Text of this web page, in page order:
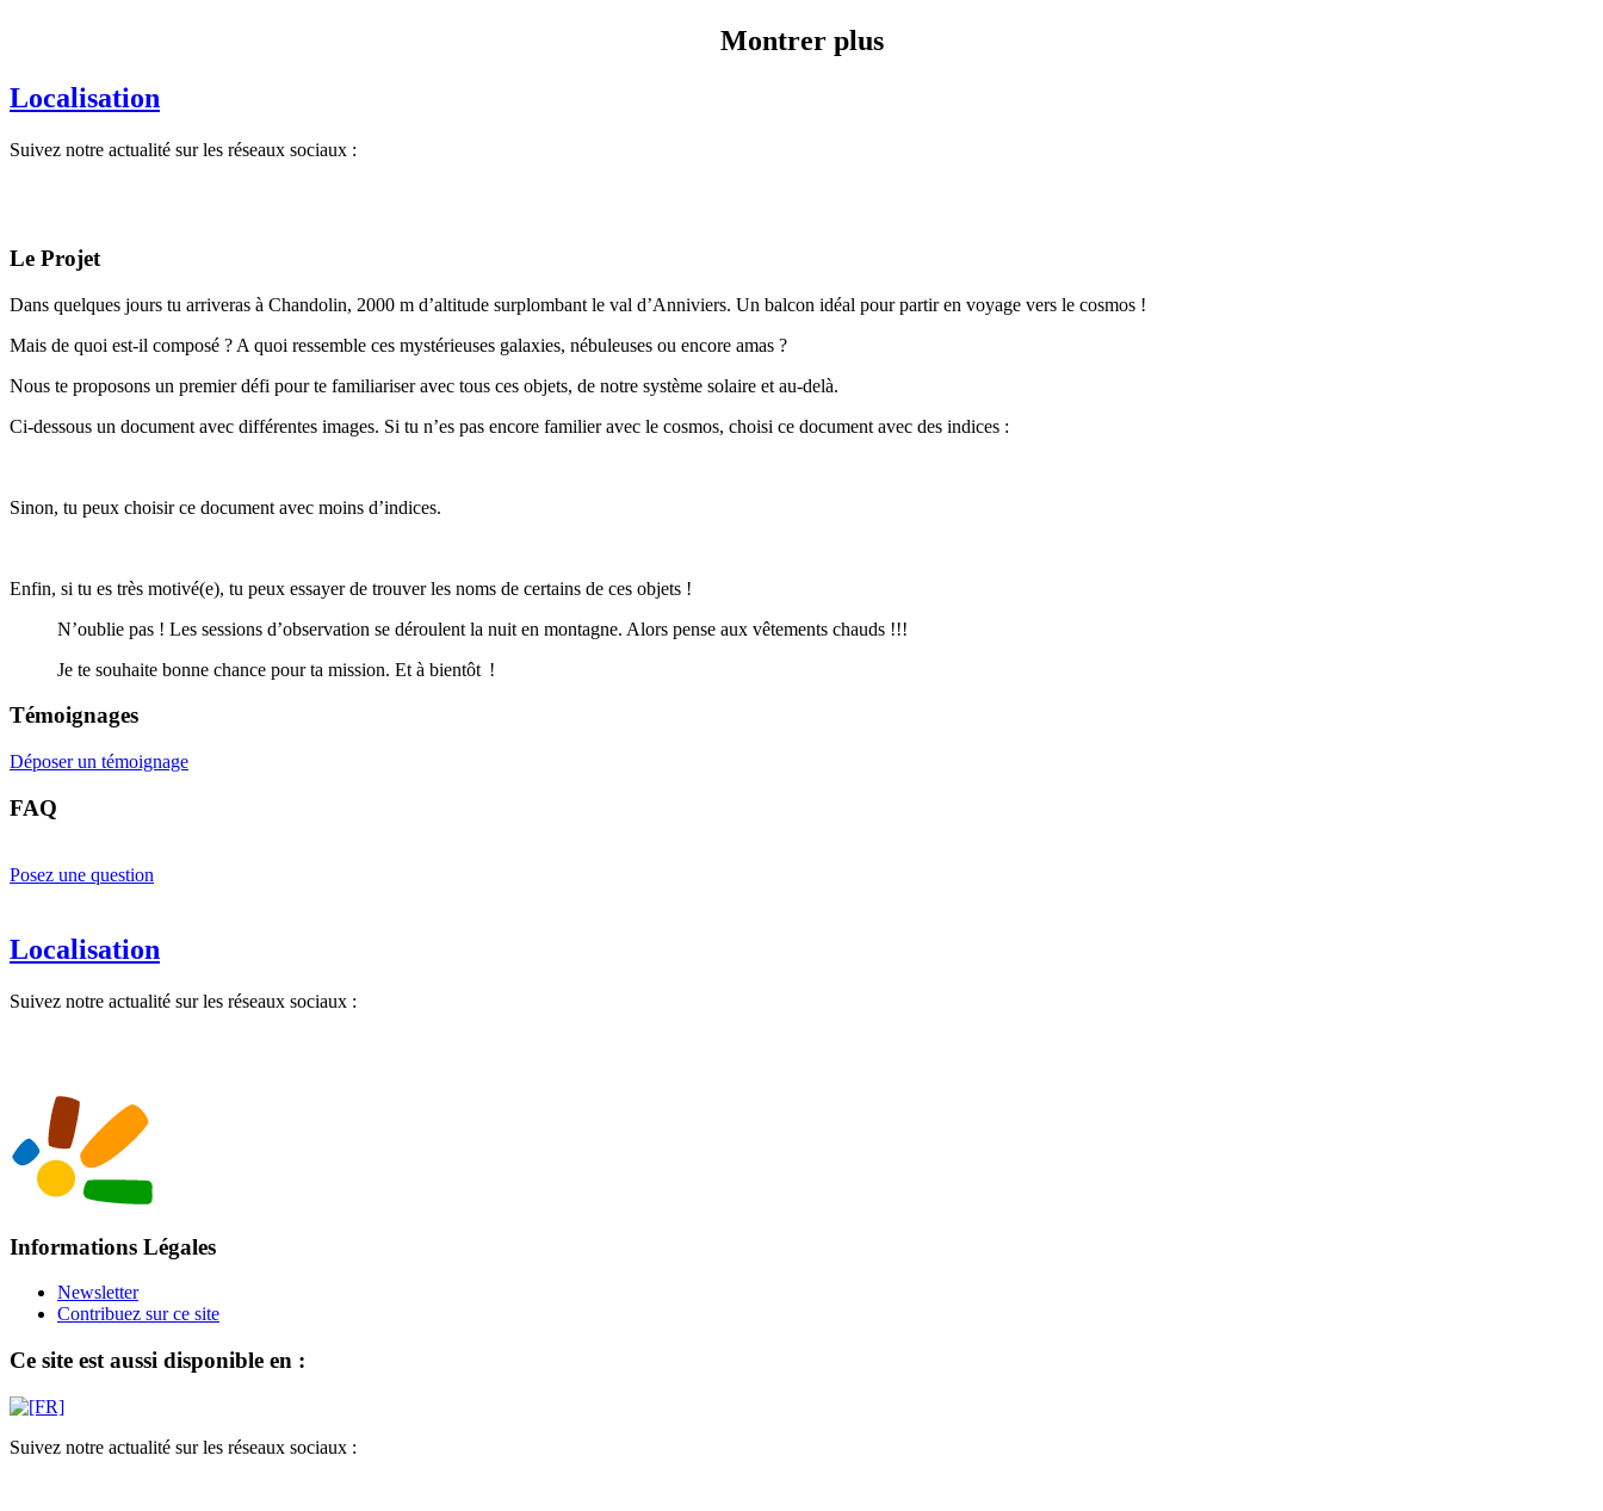
Montrer plus
Localisation
Suivez notre actualité sur les réseaux sociaux :
Le Projet
Dans quelques jours tu arriveras à Chandolin, 2000 m d’altitude surplombant le val d’Anniviers. Un balcon idéal pour partir en voyage vers le cosmos !
Mais de quoi est-il composé ? A quoi ressemble ces mystérieuses galaxies, nébuleuses ou encore amas ?
Nous te proposons un premier défi pour te familiariser avec tous ces objets, de notre système solaire et au-delà.
Ci-dessous un document avec différentes images. Si tu n’es pas encore familier avec le cosmos, choisi ce document avec des indices :
Sinon, tu peux choisir ce document avec moins d’indices.
Enfin, si tu es très motivé(e), tu peux essayer de trouver les noms de certains de ces objets !
N’oublie pas ! Les sessions d’observation se déroulent la nuit en montagne. Alors pense aux vêtements chauds !!!
Je te souhaite bonne chance pour ta mission. Et à bientôt !
Témoignages
Déposer un témoignage
FAQ
Posez une question
Localisation
Suivez notre actualité sur les réseaux sociaux :
Informations Légales
Newsletter
Contribuez sur ce site
Ce site est aussi disponible en :
Suivez notre actualité sur les réseaux sociaux :